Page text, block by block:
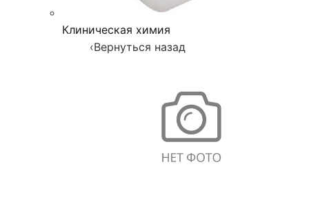
Клиническая химия
‹Вернуться назад